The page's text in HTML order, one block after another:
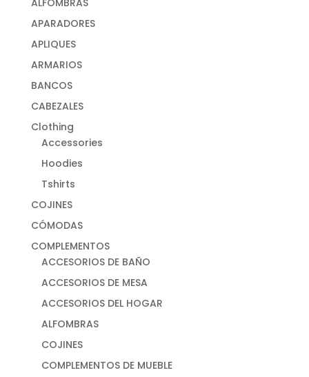
APARADORES
APLIQUES
ARMARIOS
BANCOS
CABEZALES
Clothing
Accessories
Hoodies
Tshirts
COJINES
CÓMODAS
COMPLEMENTOS
ACCESORIOS DE BAÑO
ACCESORIOS DE MESA
ACCESORIOS DEL HOGAR
ALFOMBRAS
COJINES
COMPLEMENTOS DE MUEBLE